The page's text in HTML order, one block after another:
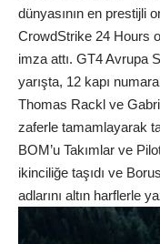
dünyasının en prestijli
CrowdStrike 24 Hours
imza attı. GT4 Avrupa
yarışta, 12 kapı
Thomas Rackl ve
zaferle tamamlayarak
BOM’u Takımlar ve
ikinciliğe taşıdı ve
adlarını altın harflerle